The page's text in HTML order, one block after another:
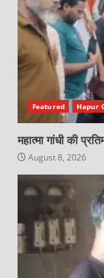
Featured Hapur
महात्मा गांधी की
August 8, 2026